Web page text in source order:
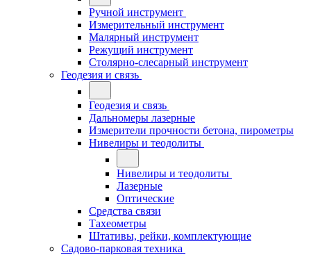
Ручной инструмент
Измерительный инструмент
Малярный инструмент
Режущий инструмент
Столярно-слесарный инструмент
Геодезия и связь
Геодезия и связь
Дальномеры лазерные
Измерители прочности бетона, пирометры
Нивелиры и теодолиты
Нивелиры и теодолиты
Лазерные
Оптические
Средства связи
Тахеометры
Штативы, рейки, комплектующие
Садово-парковая техника